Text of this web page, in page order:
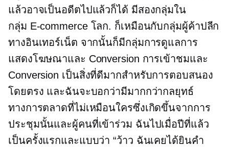
แล้วอาจเป็นอดีตไปแล้วก็ได้ มีสองกลุ่มใน
กลุ่ม E-commerceโลก. ก็เหมือนกับกลุ่มผู้ค้าปลีก
ทางอินเทอร์เน็ต จากนั้นก็มีกลุ่มการดูแลการ
แสดงโฆษณาและ Conversion การเข้าชมและ
Conversion เป็นสิ่งที่ดีมากสำหรับการตอบสนอง
โดยตรง และฉันจะบอกว่ามีมากกว่ากลยุทธ์
ทางการตลาดที่ไม่เหมือนใครซึ่งเกิดขึ้นจากการ
ประชุมนั้นและผู้คนที่เข้าร่วม ฉันไปเมื่อปีที่แล้ว
เป็นครั้งแรกและแบบว่า “ว้าว ฉันเคยได้ยินคำ